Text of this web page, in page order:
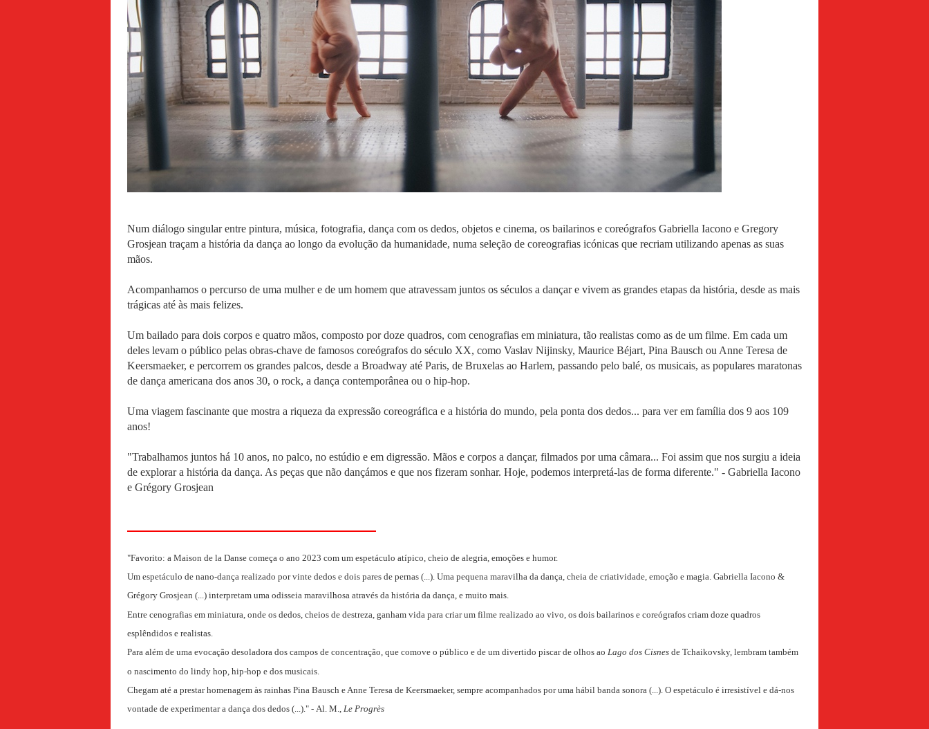
Num diálogo singular entre pintura, música, fotografia, dança com os dedos, objetos e cinema, os bailarinos e coreógrafos Gabriella Iacono e Gregory
Grosjean traçam a história da dança ao longo da evolução da humanidade, numa seleção de coreografias icónicas que recriam utilizando apenas as suas
mãos.
Acompanhamos o percurso de uma mulher e de um homem que atravessam juntos os séculos a dançar e vivem as grandes etapas da história, desde as mais
trágicas até às mais felizes.
Um bailado para dois corpos e quatro mãos, composto por doze quadros, com cenografias em miniatura, tão realistas como as de um filme. Em cada um
deles levam o público pelas obras-chave de famosos coreógrafos do século XX, como Vaslav Nijinsky, Maurice Béjart, Pina Bausch ou Anne Teresa de
Keersmaeker, e percorrem os grandes palcos, desde a Broadway até Paris, de Bruxelas ao Harlem, passando pelo balé, os musicais, as populares maratonas
de dança americana dos anos 30, o rock, a dança contemporânea ou o hip-hop.
Uma viagem fascinante que mostra a riqueza da expressão coreográfica e a história do mundo, pela ponta dos dedos... para ver em família dos 9 aos 109
anos!
"Trabalhamos juntos há 10 anos, no palco, no estúdio e em digressão. Mãos e corpos a dançar, filmados por uma câmara... Foi assim que nos surgiu a ideia
de explorar a história da dança. As peças que não dançámos e que nos fizeram sonhar. Hoje, podemos interpretá-las de forma diferente." - Gabriella Iacono
e Grégory Grosjean
"Favorito: a Maison de la Danse começa o ano 2023 com um espetáculo atípico, cheio de alegria, emoções e humor.
Um espetáculo de nano-dança realizado por vinte dedos e dois pares de pernas (...). Uma pequena maravilha da dança, cheia de criatividade, emoção e magia. Gabriella Iacono &
Grégory Grosjean (...) interpretam uma odisseia maravilhosa através da história da dança, e muito mais.
Entre cenografias em miniatura, onde os dedos, cheios de destreza, ganham vida para criar um filme realizado ao vivo, os dois bailarinos e coreógrafos criam doze quadros
esplêndidos e realistas.
Para além de uma evocação desoladora dos campos de concentração, que comove o público e de um divertido piscar de olhos ao Lago dos Cisnes de Tchaikovsky, lembram também
o nascimento do lindy hop, hip-hop e dos musicais.
Chegam até a prestar homenagem às rainhas Pina Bausch e Anne Teresa de Keersmaeker, sempre acompanhados por uma hábil banda sonora (...). O espetáculo é irresistível e dá-nos
vontade de experimentar a dança dos dedos (...)." - Al. M., Le Progrès